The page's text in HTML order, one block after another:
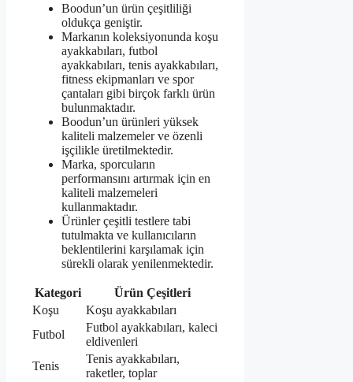
Boodun’un ürün çeşitliliği
oldukça geniştir.
Markanın koleksiyonunda koşu
ayakkabıları, futbol
ayakkabıları, tenis ayakkabıları,
fitness ekipmanları ve spor
çantaları gibi birçok farklı ürün
bulunmaktadır.
Boodun’un ürünleri yüksek
kaliteli malzemeler ve özenli
işçilikle üretilmektedir.
Marka, sporcuların
performansını artırmak için en
kaliteli malzemeleri
kullanmaktadır.
Ürünler çeşitli testlere tabi
tutulmakta ve kullanıcıların
beklentilerini karşılamak için
sürekli olarak yenilenmektedir.
Kategori
Ürün Çeşitleri
Koşu
Koşu ayakkabıları
Futbol
Futbol ayakkabıları, kaleci
eldivenleri
Tenis
Tenis ayakkabıları,
raketler, toplar